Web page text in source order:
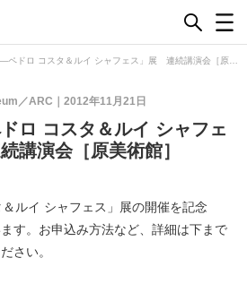
―ペドロ コスタ＆ルイ シャフェス」展 連続講演会［原美
2012年11月21日
／ARC
ロ コスタ＆ルイ シャフェ
講演会［原美術館］
ルイ シャフェス」展の開催を記念
す。お申込み方法など、詳細は下まで
さい。